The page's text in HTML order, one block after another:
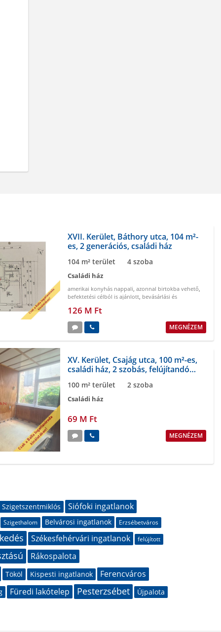
XVII. Kerület, Báthory utca, 104 m²-
es, 2 generációs, családi ház
104 m² terület 4 szoba
Családi ház
amerikai konyhás nappali, azonnal birtokba vehető,
befektetési célból is ajánlott, bevásárlási és
környék,buszmegálló a közelben
126 M Ft
MEGNÉZEM
XV. Kerület, Csajág utca, 100 m²-es,
családi ház, 2 szobás, felújítandó
100 m² terület 2 szoba
Családi ház
69 M Ft
MEGNÉZEM
Szigetszentmiklós Siófoki ingatlanok
Szigethalom Belvárosi ingatlanok Erzsébetváros
Székesfehérvári ingatlanok felújított
Rákospalota
Tököl Kispesti ingatlanok Ferencváros
Füredi lakótelep Pesterzsébet Újpalota